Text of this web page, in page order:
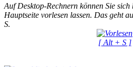
Auf Desktop-Rechnern können Sie
Hauptseite vorlesen lassen. Das geht
S.
[ Alt + S ]